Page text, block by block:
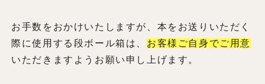
お手数をおかけいたしますが、本をお送りいただく
際に使用する段ボール箱は、 お客様ご自身でご用意
いただきますようお願い申し上げます。